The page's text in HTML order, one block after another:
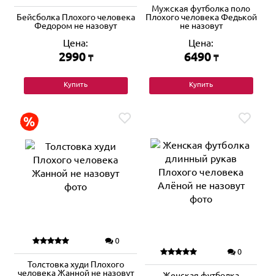
Бейсболка Плохого человека
Федором не назовут
Цена:
2990 ₸
Купить
Мужская футболка поло
Плохого человека Федькой
не назовут
Цена:
6490 ₸
Купить
0
Толстовка худи Плохого
человека Жанной не назовут
0